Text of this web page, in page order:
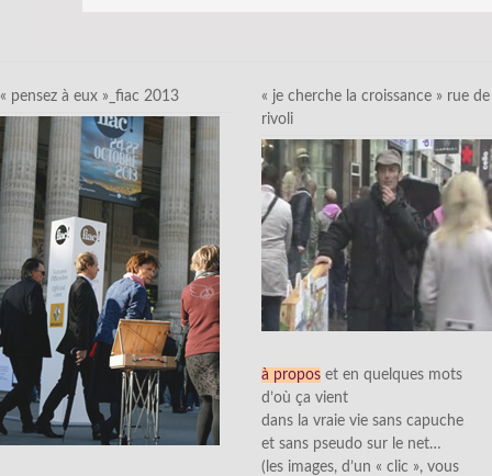
« pensez à eux »_fiac 2013
« je cherche la croissance » rue de
rivoli
à propos et en quelques mots
d’où ça vient
dans la vraie vie sans capuche
et sans pseudo sur le net…
(les images, d’un « clic », vous